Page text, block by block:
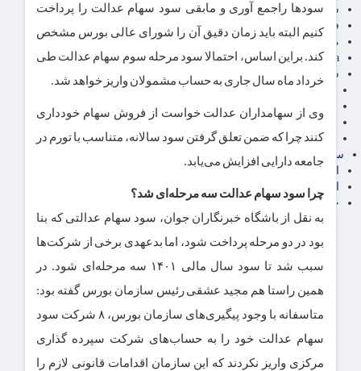
سیاسی
فارکس
مناطق آزاد تجاری
24intermedia
سایر اخبار اقتصادی
عمومی و سرگرمی
فناوری
آگهی رسمی و مزایده
آکادمی آموزش اقتصادی
سایر رسانه ها
اقتصاد فارسی
اقتصاد آفرین
خرید انواع دیزل ژنراتور
سودها راجمع آوری و مابقی سود سهام عدالت را پرداخت
کنیم البته باید زمان دقیق آن را شورای عالی بورس مشخص
کند. براین اساس، احتمالا سود مرحله سوم سهام عدالت طی
خرداد ماه سال جاری به حساب مشمولان واریز خواهد شد.
وی از سهامداران عدالت خواست از فروش سهام خودداری
کنند چرا که ضمن تعلق گرفتن سود سالانه، متناسب با تورم در
جامعه دارایی افزایش می‌یابد.
چرا سود سهام عدالت سه مرحله‌ای شد؟
به نقل از باشگاه خبرنگاران جوان، سود سهام عدالتی که بنا
بود در دو مرحله پرداخت شود، اما بدعهدی برخی از شرکت‌ها
سبب شد تا سود سال مالی ۱۴۰۱ سه مرحله‌ای شود. در
همین راستا هم مجید عشقی رئیس سازمان بورس گفته بود:
متاسفانه با وجود پیگیری‌های سازمان بورس، ۸ شرکت سود
سهام عدالت خود را به حساب‌های شرکت سپرده گذاری
مرکزی واریز نکردند که این سازمان اقدامات قانونی لازم را